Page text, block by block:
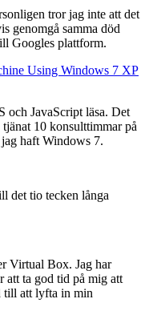
tror jag inte att det
genomgå samma död
Googles plattform.
Using Windows 7 XP
och JavaScript läsa. Det
10 konsulttimmar på
haft Windows 7.
det tio tecken långa
Virtual Box. Jag har
att ta god tid på mig att
till att lyfta in min